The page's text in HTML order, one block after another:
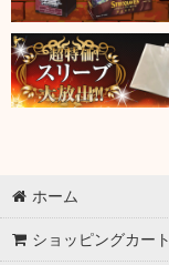
ホーム
ショッピングカート